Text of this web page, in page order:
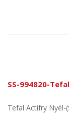
SS-994820-
Tefal Actifry Nyél-